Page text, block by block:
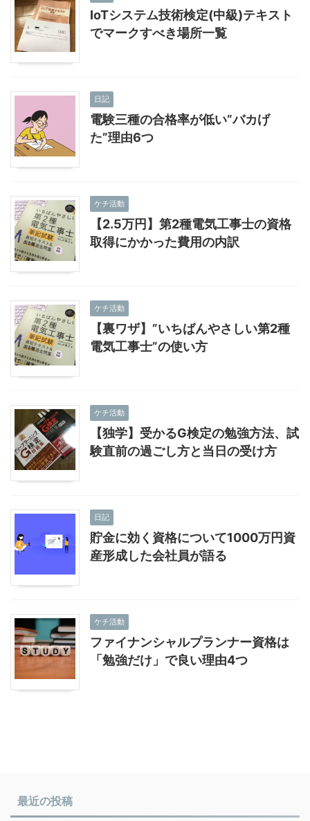
IoTシステム技術検定(中級)テキスト
でマークすべき場所一覧
日記
電験三種の合格率が低い”バカげ
た”理由6つ
ケチ活動
【2.5万円】第2種電気工事士の資格
取得にかかった費用の内訳
ケチ活動
【裏ワザ】”いちばんやさしい第2種
電気工事士”の使い方
ケチ活動
【独学】受かるG検定の勉強方法、試
験直前の過ごし方と当日の受け方
日記
貯金に効く資格について1000万円資
産形成した会社員が語る
ケチ活動
ファイナンシャルプランナー資格は
「勉強だけ」で良い理由4つ
最近の投稿